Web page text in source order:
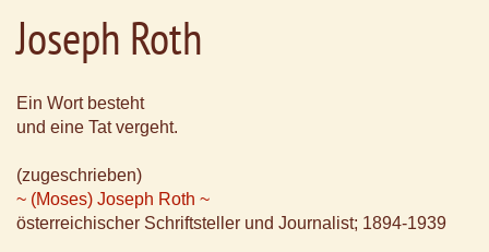
Joseph Roth
Ein Wort besteht
und eine Tat vergeht.
(zugeschrieben)
~ (Moses) Joseph Roth ~
österreichischer Schriftsteller und Journalist; 1894-1939